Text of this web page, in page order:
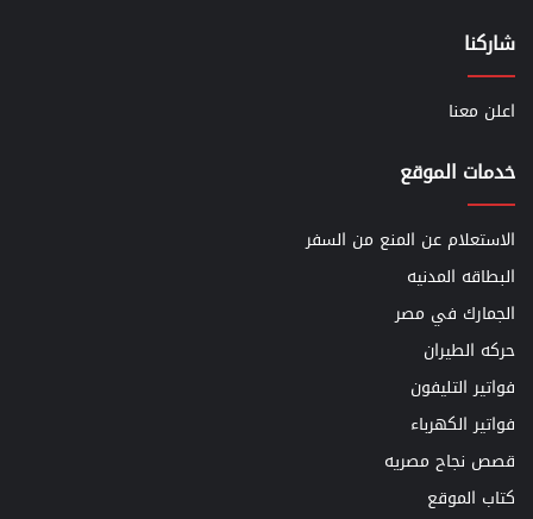
شاركنا
اعلن معنا
خدمات الموقع
الاستعلام عن المنع من السفر
البطاقه المدنيه
الجمارك في مصر
حركه الطيران
فواتير التليفون
فواتير الكهرباء
قصص نجاح مصريه
كتاب الموقع